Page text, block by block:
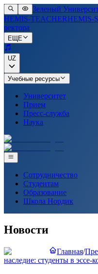
Зеленый
HEMIS-TEACHERHEMIS-
ректора
ЕЩЕ
UZ
Учебные ресурсы
Университет
Прием
Пресс-служба
Наука
Сотрудничество
Студентам
Образование
Школа Нордик
Новости
Главная/
наследие: студенты в эссе-